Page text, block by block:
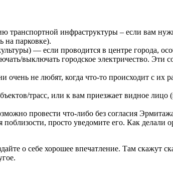
инфраструктуры – если вам
на парковке).
— если проводится в центре города,
выключать городское электричество. Эти
очень не любят, когда что-то происходит с их
трасс, или к вам приезжает видное лицо
провести что-либо без согласия
просто уведомите его. Как делали
о себе хорошее впечатление. Там скажут